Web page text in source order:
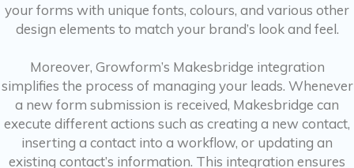
your forms with unique fonts, colours, and various other
design elements to match your brand’s look and feel.
Moreover, Growform’s Makesbridge integration
simplifies the process of managing your leads. Whenever
a new form submission is received, Makesbridge can
execute different actions such as creating a new contact,
inserting a contact into a workflow, or updating an
existing contact’s information. This integration ensures